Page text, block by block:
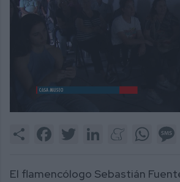
2
Share FacebookTwitter LinkedInMeneame
El flamencólogo Sebastián